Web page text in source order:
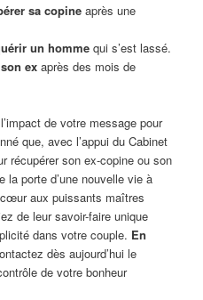
sa copineaprès une
un hommequi s’est lassé.
exaprès des mois de
de votre message pour
que, avec l’appui du Cabinet
récupérer son ex-copine ou son
la porte d’une nouvelle vie à
aux puissants maîtres
de leur savoir-faire unique
dans votre couple. En
dès aujourd’hui le
de votre bonheur